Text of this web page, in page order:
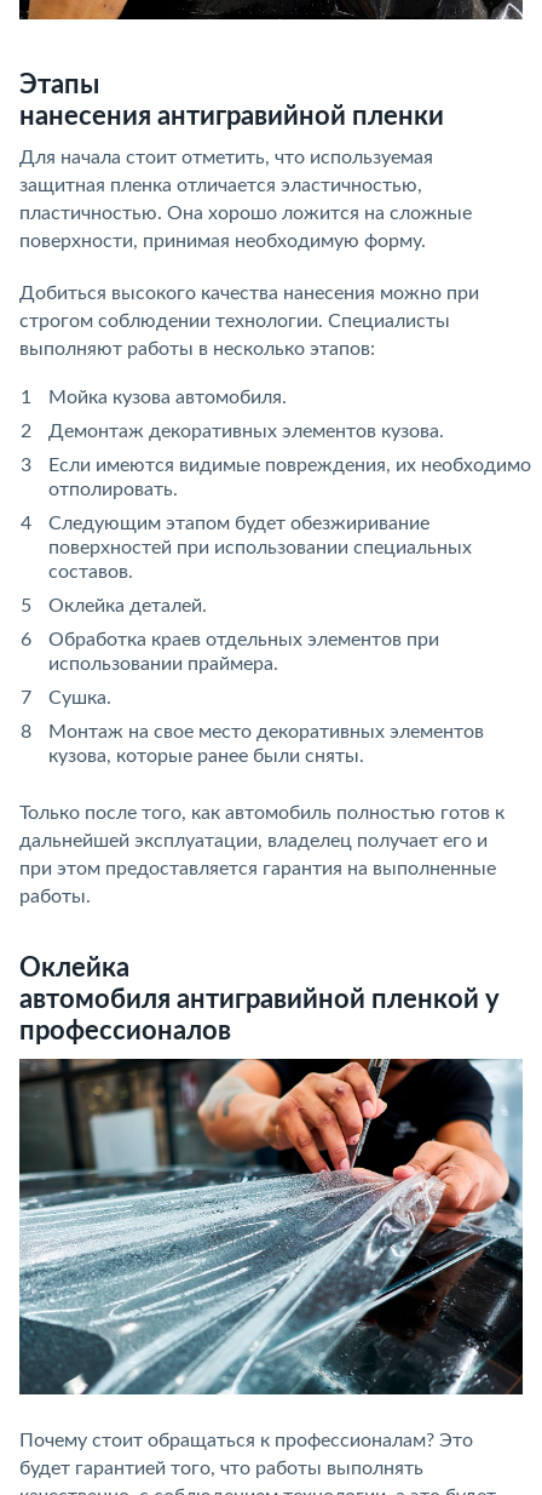
Этапы
нанесения антигравийной пленки
Для начала стоит отметить, что используемая
защитная пленка отличается эластичностью,
пластичностью. Она хорошо ложится на сложные
поверхности, принимая необходимую форму.
Добиться высокого качества нанесения можно при
строгом соблюдении технологии. Специалисты
выполняют работы в несколько этапов:
Мойка кузова автомобиля.
Демонтаж декоративных элементов кузова.
Если имеются видимые повреждения, их необходимо
отполировать.
Следующим этапом будет обезжиривание
поверхностей при использовании специальных
составов.
Оклейка деталей.
Обработка краев отдельных элементов при
использовании праймера.
Сушка.
Монтаж на свое место декоративных элементов
кузова, которые ранее были сняты.
Только после того, как автомобиль полностью готов к
дальнейшей эксплуатации, владелец получает его и
при этом предоставляется гарантия на выполненные
работы.
Оклейка
автомобиля антигравийной пленкой у
профессионалов
Почему стоит обращаться к профессионалам? Это
будет гарантией того, что работы выполнять